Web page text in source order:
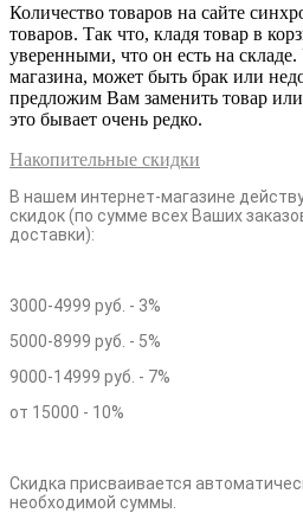
Количество товаров на сайте
товаров. Так что, кладя товар в
уверенными, что он есть на
магазина, может быть брак или
предложим Вам заменить товар
это бывает очень редко.
Накопительные скидки
В нашем интернет-магазине
скидок (по сумме всех Ваших
доставки):
3000-4999 руб. - 3%
5000-8999 руб. - 5%
9000-14999 руб. - 7%
от 15000 - 10%
Скидка присваивается
необходимой суммы.